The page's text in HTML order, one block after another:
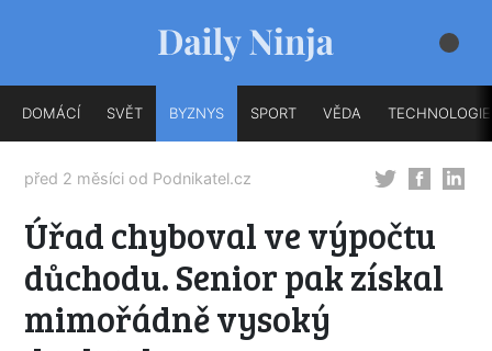
DOMÁCÍ SVĚT BYZNYS SPORT VĚDA TECHNOLOGIE
před 2 měsíci od Podnikatel.cz
Úřad chyboval ve výpočtu
důchodu. Senior pak získal
mimořádně vysoký